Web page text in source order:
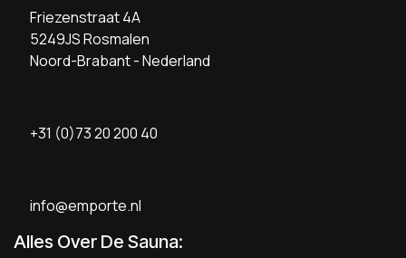
Friezenstraat 4A
5249JS Rosmalen
Noord-Brabant - Nederland
+31 (0)73 20 200 40
info@emporte.nl
Alles Over De Sauna: